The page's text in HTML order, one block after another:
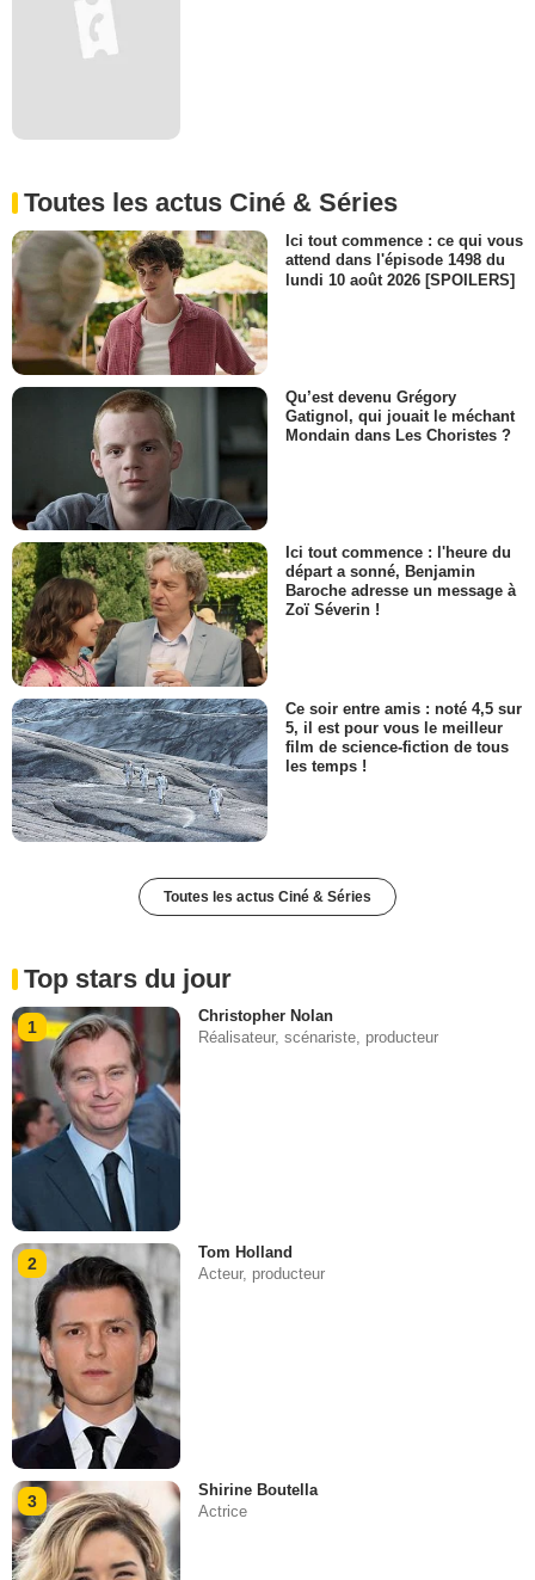
Toutes les actus Ciné & Séries
Ici tout commence : ce qui vous
attend dans l'épisode 1498 du
lundi 10 août 2026 [SPOILERS]
Qu’est devenu Grégory
Gatignol, qui jouait le méchant
Mondain dans Les Choristes ?
Ici tout commence : l'heure du
départ a sonné, Benjamin
Baroche adresse un message à
Zoï Séverin !
Ce soir entre amis : noté 4,5 sur
5, il est pour vous le meilleur
film de science-fiction de tous
les temps !
Toutes les actus Ciné & Séries
Top stars du jour
1
Christopher Nolan
Réalisateur, scénariste, producteur
2
Tom Holland
Acteur, producteur
3
Shirine Boutella
Actrice